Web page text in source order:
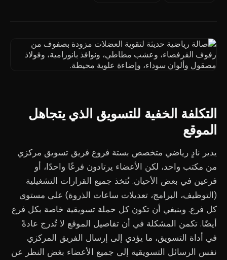
التكلفة الخفية للتسويق الذي يتجاهل
الموقع
يدير نادٍ رياضي متخصص بستة فروع فريق تسويق مركزي
من مكتب واحد، لكن الأعضاء يرتادون فرعًا واحدًا، أو
فرعين في بعض الأحيان. تُتخذ جميع القرارات التشغيلية
(التوظيف، البرامج، تعديلات ساعات الذروة) على مستوى
كل فرع. وينبغي أن تكون كل حملة تسويقية خاصة بكل فرع
أيضًا. تكمن المشكلة في أن تفاصيل الموقع لا تُدرج عادةً
في أداة التسويق، ما يؤدي إلى إرسال الفريق المركزي
نفس الرسائل التسويقية إلى جميع الأعضاء بغض النظر عن